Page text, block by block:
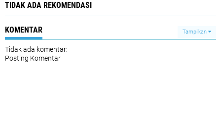
TIDAK ADA REKOMENDASI
KOMENTAR Tampilkan
Tidak ada komentar:
Posting Komentar